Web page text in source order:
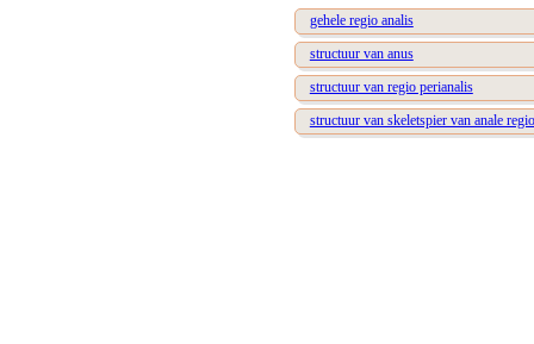
gehele regio analis
structuur van anus
structuur van regio perianalis
structuur van skeletspier van anale